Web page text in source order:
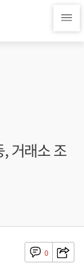
거래소 조
0